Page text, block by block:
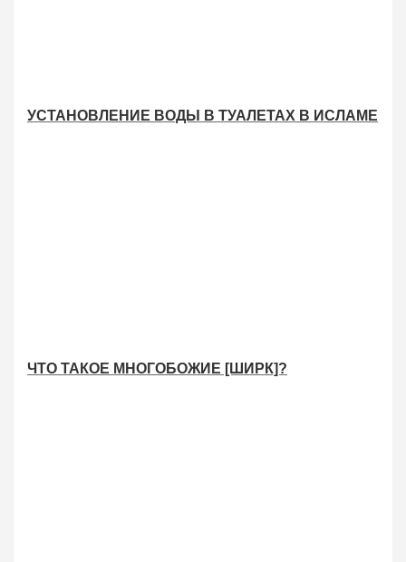
УСТАНОВЛЕНИЕ ВОДЫ В ТУАЛЕТАХ В ИСЛАМЕ
ЧТО ТАКОЕ МНОГОБОЖИЕ [ШИРК]?